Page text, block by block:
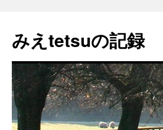
テ
ン
ス
キ
ッ
プ
みえtetsuの記録